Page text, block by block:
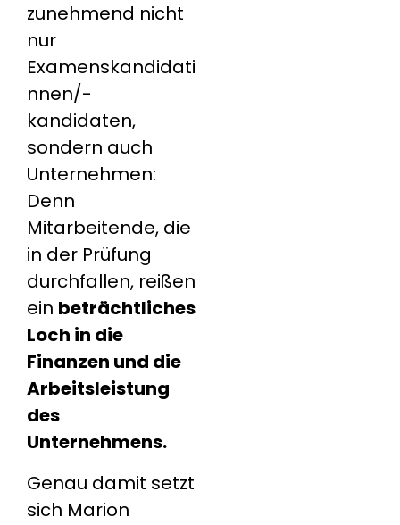
zunehmend nicht
nur
Examenskandidati
nnen/-
kandidaten,
sondern auch
Unternehmen:
Denn
Mitarbeitende, die
in der Prüfung
durchfallen, reißen
ein beträchtliches
Loch in die
Finanzen und die
Arbeitsleistung
des
Unternehmens.
Genau damit setzt
sich Marion